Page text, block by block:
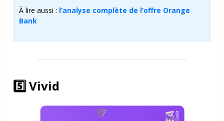
À lire aussi : l’analyse complète de l’offre Orange
Bank
5️⃣Vivid